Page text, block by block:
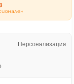
Персонализация